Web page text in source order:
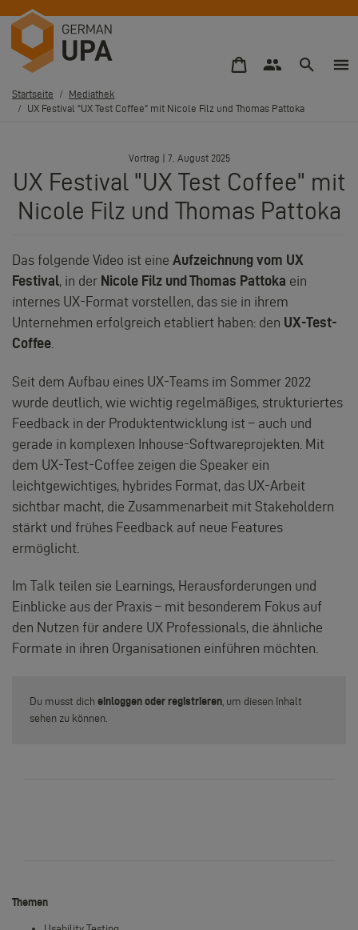
zum
Inhalt
Startseite
Mediathek
UX Festival "UX Test Coffee" mit Nicole Filz und Thomas Pattoka
Vortrag | 7. August 2025
UX Festival "UX Test Coffee" mit
Nicole Filz und Thomas Pattoka
Das folgende Video ist eine Aufzeichnung vom UX
Festival, in der Nicole Filz und Thomas Pattoka ein
internes UX-Format vorstellen, das sie in ihrem
Unternehmen erfolgreich etabliert haben: den UX-Test-
Coffee
Seit dem Aufbau eines UX-Teams im Sommer 2022
wurde deutlich, wie wichtig regelmäßiges, strukturiertes
Feedback in der Produktentwicklung ist – auch und
gerade in komplexen Inhouse-Softwareprojekten. Mit
dem UX-Test-Coffee zeigen die Speaker ein
leichtgewichtiges, hybrides Format, das UX-Arbeit
sichtbar macht, die Zusammenarbeit mit Stakeholdern
stärkt und frühes Feedback auf neue Features
ermöglicht.
Im Talk teilen sie Learnings, Herausforderungen und
Einblicke aus der Praxis – mit besonderem Fokus auf
den Nutzen für andere UX Professionals, die ähnliche
Formate in ihren Organisationen einführen möchten.
Du musst dich einloggen oder registrieren, um diesen Inhalt
sehen zu können.
Themen